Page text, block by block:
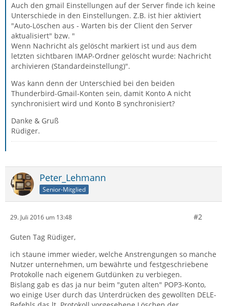
Auch den gmail Einstellungen auf der Server finde ich keine
Unterschiede in den Einstellungen. Z.B. ist hier aktiviert
"Auto-Löschen aus - Warten bis der Client den Server
aktualisiert" bzw. "
Wenn Nachricht als gelöscht markiert ist und aus dem
letzten sichtbaren IMAP-Ordner gelöscht wurde: Nachricht
archivieren (Standardeinstellung)".
Was kann denn der Unterschied bei den beiden
Thunderbird-Gmail-Konten sein, damit Konto A nicht
synchronisiert wird und Konto B synchronisiert?
Danke & Gruß
Rüdiger.
Peter_Lehmann
Senior-Mitglied
29. Juli 2016 um 13:48 #2
Guten Tag Rüdiger,
ich staune immer wieder, welche Anstrengungen so manche
Nutzer unternehmen, um bewährte und festgeschriebene
Protokolle nach eigenem Gutdünken zu verbiegen.
Bislang gab es das ja nur beim "guten alten" POP3-Konto,
wo einige User durch das Unterdrücken des gewollten DELE-